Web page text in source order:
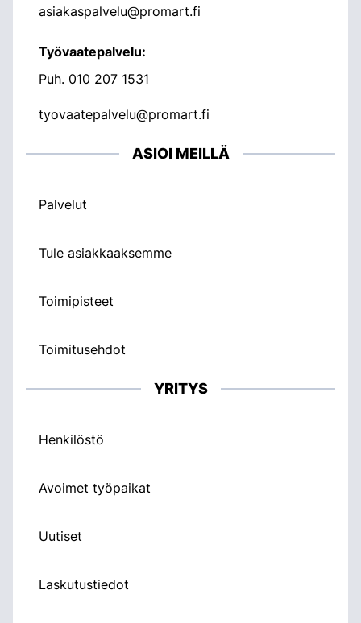
asiakaspalvelu@promart.fi
Työvaatepalvelu:
Puh. 010 207 1531
tyovaatepalvelu@promart.fi
ASIOI MEILLÄ
Palvelut
Tule asiakkaaksemme
Toimipisteet
Toimitusehdot
YRITYS
Henkilöstö
Avoimet työpaikat
Uutiset
Laskutustiedot